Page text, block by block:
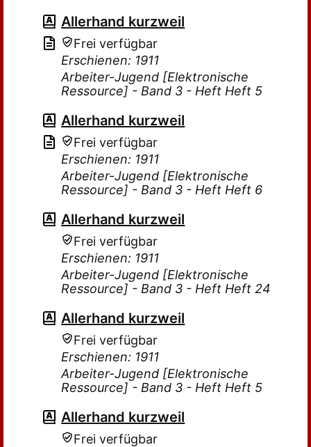
Allerhand kurzweil
Frei verfügbar
Erschienen: 1911
Arbeiter-Jugend [Elektronische
Ressource] - Band 3 - Heft Heft 5
Allerhand kurzweil
Frei verfügbar
Erschienen: 1911
Arbeiter-Jugend [Elektronische
Ressource] - Band 3 - Heft Heft 6
Allerhand kurzweil
Frei verfügbar
Erschienen: 1911
Arbeiter-Jugend [Elektronische
Ressource] - Band 3 - Heft Heft 24
Allerhand kurzweil
Frei verfügbar
Erschienen: 1911
Arbeiter-Jugend [Elektronische
Ressource] - Band 3 - Heft Heft 5
Allerhand kurzweil
Frei verfügbar